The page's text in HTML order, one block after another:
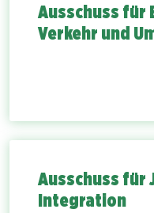
Ausschuss für
Verkehr und
Ausschuss für
Integration